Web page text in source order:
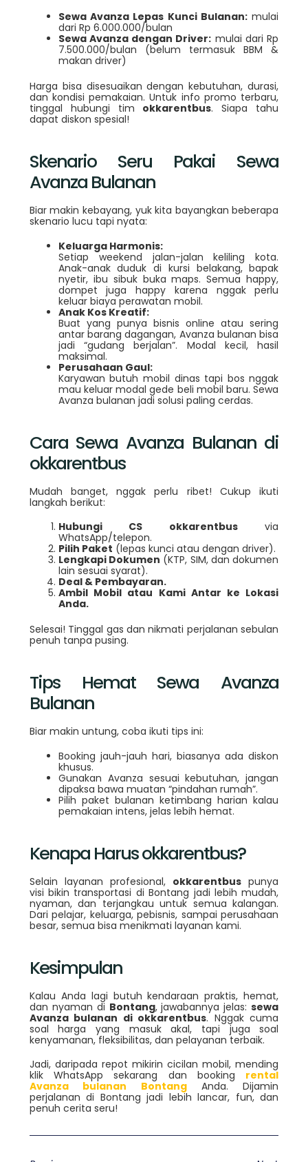
Sewa Avanza Lepas Kunci Bulanan: mulai
dari Rp 6.000.000/bulan
Sewa Avanza dengan Driver: mulai dari Rp
7.500.000/bulan (belum termasuk BBM &
makan driver)
Harga bisa disesuaikan dengan kebutuhan, durasi,
dan kondisi pemakaian. Untuk info promo terbaru,
tinggal hubungi tim okkarentbus. Siapa tahu
dapat diskon spesial!
Skenario Seru Pakai Sewa
Avanza Bulanan
Biar makin kebayang, yuk kita bayangkan beberapa
skenario lucu tapi nyata:
Keluarga Harmonis:
Setiap weekend jalan-jalan keliling kota.
Anak-anak duduk di kursi belakang, bapak
nyetir, ibu sibuk buka maps. Semua happy,
dompet juga happy karena nggak perlu
keluar biaya perawatan mobil.
Anak Kos Kreatif:
Buat yang punya bisnis online atau sering
antar barang dagangan, Avanza bulanan bisa
jadi “gudang berjalan”. Modal kecil, hasil
maksimal.
Perusahaan Gaul:
Karyawan butuh mobil dinas tapi bos nggak
mau keluar modal gede beli mobil baru. Sewa
Avanza bulanan jadi solusi paling cerdas.
Cara Sewa Avanza Bulanan di
okkarentbus
Mudah banget, nggak perlu ribet! Cukup ikuti
langkah berikut:
Hubungi CS okkarentbusvia
WhatsApp/telepon.
Pilih Paket (lepas kunci atau dengan driver).
Lengkapi Dokumen (KTP, SIM, dan dokumen
lain sesuai syarat).
Deal & Pembayaran.
Ambil Mobil atau Kami Antar ke Lokasi
Anda.
Selesai! Tinggal gas dan nikmati perjalanan sebulan
penuh tanpa pusing.
Tips Hemat Sewa Avanza
Bulanan
Biar makin untung, coba ikuti tips ini:
Booking jauh-jauh hari, biasanya ada diskon
khusus.
Gunakan Avanza sesuai kebutuhan, jangan
dipaksa bawa muatan “pindahan rumah”.
Pilih paket bulanan ketimbang harian kalau
pemakaian intens, jelas lebih hemat.
Kenapa Harus okkarentbus?
Selain layanan profesional, okkarentbus punya
visi bikin transportasi di Bontang jadi lebih mudah,
nyaman, dan terjangkau untuk semua kalangan.
Dari pelajar, keluarga, pebisnis, sampai perusahaan
besar, semua bisa menikmati layanan kami.
Kesimpulan
Kalau Anda lagi butuh kendaraan praktis, hemat,
dan nyaman di Bontang, jawabannya jelas:sewa
Avanza bulanan di okkarentbus. Nggak cuma
soal harga yang masuk akal, tapi juga soal
kenyamanan, fleksibilitas, dan pelayanan terbaik.
Jadi, daripada repot mikirin cicilan mobil, mending
klik WhatsApp sekarang dan booking rental
Avanza bulanan BontangAnda. Dijamin
perjalanan di Bontang jadi lebih lancar, fun, dan
penuh cerita seru!